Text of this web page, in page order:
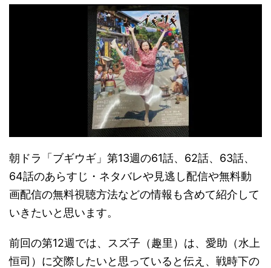
朝ドラ「ブギウギ」第13週の61話、62話、63話、
64話のあらすじ・ネタバレや見逃し配信や無料動
画配信の無料視聴方法などの情報も含めて紹介して
いきたいと思います。
前回の第12週では、スズ子（趣里）は、愛助（水上
恒司）に交際したいと思っていると伝え、戦時下の